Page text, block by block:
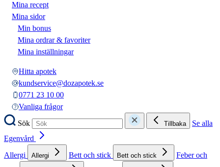
Mina recept
Mina sidor
Min bonus
Mina ordrar & favoriter
Mina inställningar
Hitta apotek
kundservice@dozapotek.se
0771 23 10 00
Vanliga frågor
Sök
Tillbaka
Se alla
Egenvård
Allergi
Allergi Bett och stick Bett och stick
Feber och